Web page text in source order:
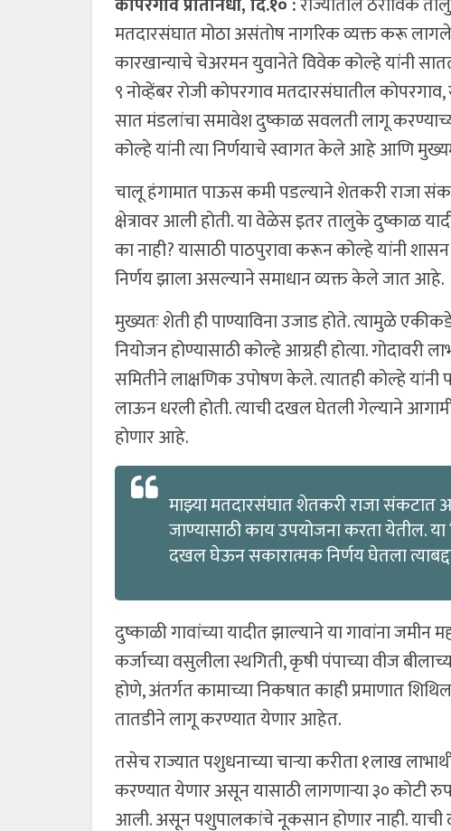
मतदारसंघात मोठा असंतोष नागरिक व्यक्त करू लागले
कारखान्याचे चेअरमन युवानेते विवेक कोल्हे यांनी
९ नोव्हेंबर रोजी कोपरगाव मतदारसंघातील
सात मंडलांचा समावेश दुष्काळ सवलती लागू करण्याच्या
कोल्हे यांनी त्या निर्णयाचे स्वागत केले आहे आणि
चालू हंगामात पाऊस कमी पडल्याने शेतकरी राजा
क्षेत्रावर आली होती. या वेळेस इतर तालुके दुष्काळ
का नाही? यासाठी पाठपुरावा करून कोल्हे यांनी
निर्णय झाला असल्याने समाधान व्यक्त केले जात आहे.
मुख्यतः शेती ही पाण्याविना उजाड होते. त्यामुळे
नियोजन होण्यासाठी कोल्हे आग्रही होत्या. गोदावरी
समितीने लाक्षणिक उपोषण केले. त्यातही कोल्हे
लाऊन धरली होती. त्याची दखल घेतली गेल्याने
होणार आहे.
माझ्या मतदारसंघात शेतकरी राजा संकटात
जाण्यासाठी काय उपयोजना करता येतील.
दखल घेऊन सकारात्मक निर्णय घेतला
दुष्काळी गावांच्या यादीत झाल्याने या गावांना
कर्जाच्या वसुलीला स्थगिती, कृषी पंपाच्या वीज
होणे, अंतर्गत कामाच्या निकषात काही प्रमाणात
तातडीने लागू करण्यात येणार आहेत.
तसेच राज्यात पशुधनाच्या चाऱ्या करीता १लाख
करण्यात येणार असून यासाठी लागणाऱ्या ३० कोटी
आली. असून पशुपालकांचे नूकसान होणार नाही.